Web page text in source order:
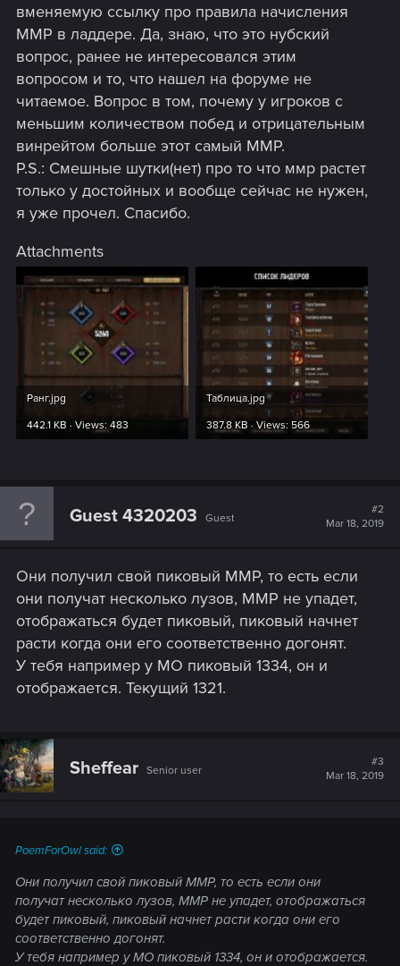
вменяемую ссылку про правила начисления
ММР в ладдере. Да, знаю, что это нубский
вопрос, ранее не интересовался этим
вопросом и то, что нашел на форуме не
читаемое. Вопрос в том, почему у игроков с
меньшим количеством побед и отрицательным
винрейтом больше этот самый ММР.
P.S.: Смешные шутки(нет) про то что ммр растет
только у достойных и вообще сейчас не нужен,
я уже прочел. Спасибо.
Attachments
Ранг.jpg
442.1 KB · Views: 483
Таблица.jpg
387.8 KB · Views: 566
Guest 4320203 Guest
#2
Mar 18, 2019
Они получил свой пиковый ММР, то есть если
они получат несколько лузов, ММР не упадет,
отображаться будет пиковый, пиковый начнет
расти когда они его соответственно догонят.
У тебя например у МО пиковый 1334, он и
отображается. Текущий 1321.
Sheffear Senior user
#3
Mar 18, 2019
PoemForOwl said:
Они получил свой пиковый ММР, то есть если они
получат несколько лузов, ММР не упадет, отображаться
будет пиковый, пиковый начнет расти когда они его
соответственно догонят.
У тебя например у МО пиковый 1334, он и отображается.